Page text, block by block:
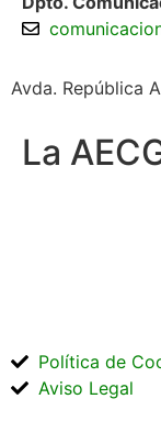
Avda. República
La
Política de
Aviso Legal